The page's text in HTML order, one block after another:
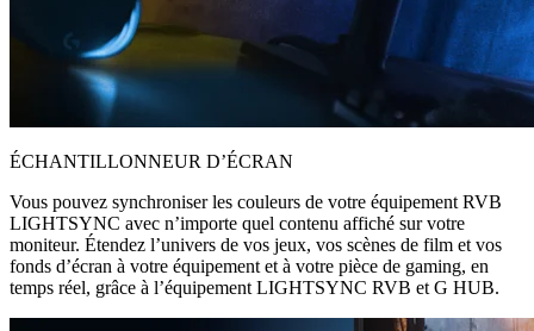
ÉCHANTILLONNEUR D’ÉCRAN
Vous pouvez synchroniser les couleurs de votre équipement RVB
LIGHTSYNC avec n’importe quel contenu affiché sur votre
moniteur. Étendez l’univers de vos jeux, vos scènes de film et vos
fonds d’écran à votre équipement et à votre pièce de gaming, en
temps réel, grâce à l’équipement LIGHTSYNC RVB et G HUB.